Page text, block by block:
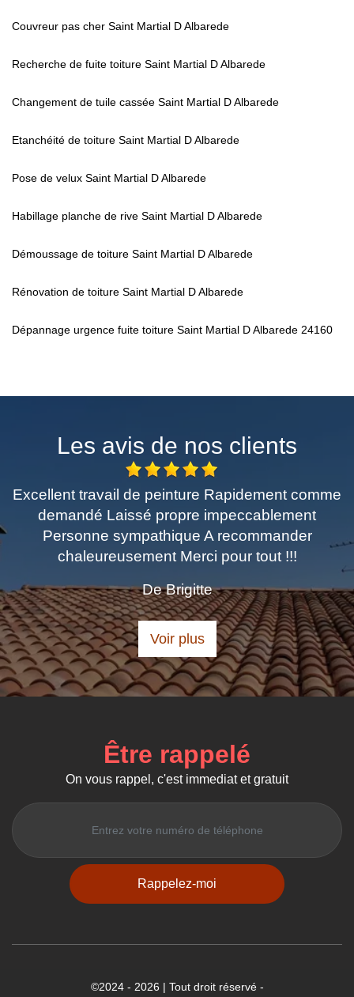
Couvreur pas cher Saint Martial D Albarede
Recherche de fuite toiture Saint Martial D Albarede
Changement de tuile cassée Saint Martial D Albarede
Etanchéité de toiture Saint Martial D Albarede
Pose de velux Saint Martial D Albarede
Habillage planche de rive Saint Martial D Albarede
Démoussage de toiture Saint Martial D Albarede
Rénovation de toiture Saint Martial D Albarede
Dépannage urgence fuite toiture Saint Martial D Albarede 24160
Les avis de nos clients
Excellent travail de peinture Rapidement comme
demandé Laissé propre impeccablement
Personne sympathique A recommander
chaleureusement Merci pour tout !!!
De Brigitte
Voir plus
Être rappelé
On vous rappel, c'est immediat et gratuit
©2024 - 2026 | Tout droit réservé -